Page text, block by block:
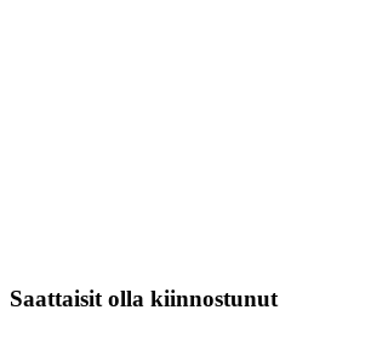
Saattaisit olla kiinnostunut